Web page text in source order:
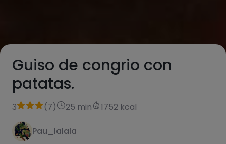
Guiso de congrio con
patatas.
3 (7) 25 min 1752 kcal
Pau_lalala